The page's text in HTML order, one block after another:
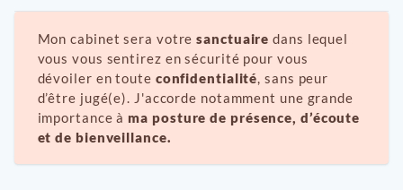
Mon cabinet sera votresanctuaire dans lequel
vous vous sentirez en sécurité pour vous
dévoiler en toute confidentialité, sans peur
d’être jugé(e). J'accorde notamment une grande
importance à ma posture de présence, d’écoute
et de bienveillance.